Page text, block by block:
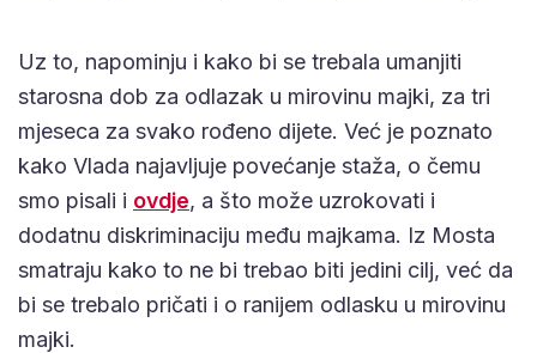
Uz to, napominju i kako bi se trebala umanjiti
starosna dob za odlazak u mirovinu majki, za tri
mjeseca za svako rođeno dijete. Već je poznato
kako Vlada najavljuje povećanje staža, o čemu
smo pisali i ovdje, a što može uzrokovati i
dodatnu diskriminaciju među majkama. Iz Mosta
smatraju kako to ne bi trebao biti jedini cilj, već da
bi se trebalo pričati i o ranijem odlasku u mirovinu
majki.